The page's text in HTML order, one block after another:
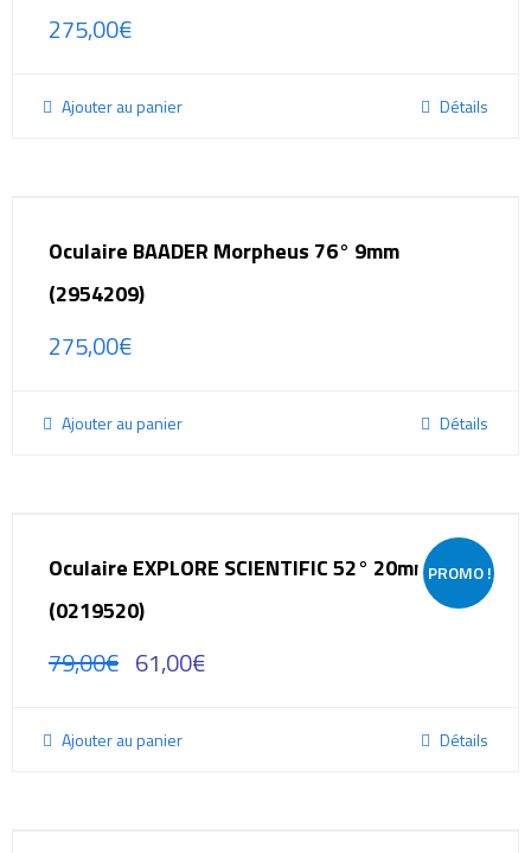
275,00€
Ajouter au panier Détails
Oculaire BAADER Morpheus 76° 9mm
(2954209)
275,00€
Ajouter au panier Détails
PROMO !
Oculaire EXPLORE SCIENTIFIC 52° 20mm
(0219520)
79,00€ 61,00€
Ajouter au panier Détails